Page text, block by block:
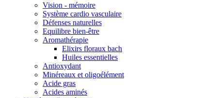
Vision - mémoire
Système cardio vasculaire
Défenses naturelles
Equilibre bien-être
Aromathérapie
Elixirs floraux bach
Huiles essentielles
Antioxydant
Minéreaux et oligoélément
Acide gras
Acides aminés